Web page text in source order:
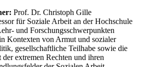
Prof. Dr. Christoph Gille
für Soziale Arbeit an der Hochschule
und Forschungsschwerpunkten
Kontexten von Armut und sozialer
gesellschaftliche Teilhabe sowie die
extremen Rechten und ihren